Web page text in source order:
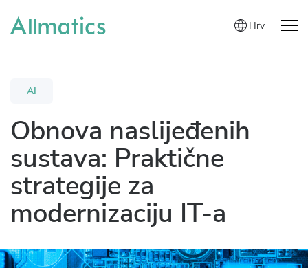
Hrv
AI
Obnova naslijeđenih
sustava: Praktične
strategije za
modernizaciju IT-a